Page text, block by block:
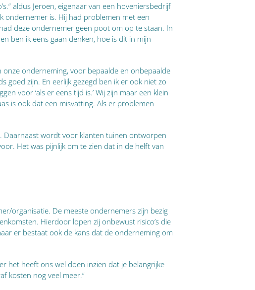
aldus Jeroen, eigenaar van een hoveniersbedrijf
ondernemer is. Hij had problemen met een
deze ondernemer geen poot om op te staan. In
ben ik eens gaan denken, hoe is dit in mijn
onderneming, voor bepaalde en onbepaalde
goed zijn. En eerlijk gezegd ben ik er ook niet zo
voor ‘als er eens tijd is.’ Wij zijn maar een klein
is ook dat een misvatting. Als er problemen
Daarnaast wordt voor klanten tuinen ontworpen
Het was pijnlijk om te zien dat in de helft van
organisatie. De meeste ondernemers zijn bezig
Hierdoor lopen zij onbewust risico’s die
er bestaat ook de kans dat de onderneming om
het heeft ons wel doen inzien dat je belangrijke
kosten nog veel meer.”